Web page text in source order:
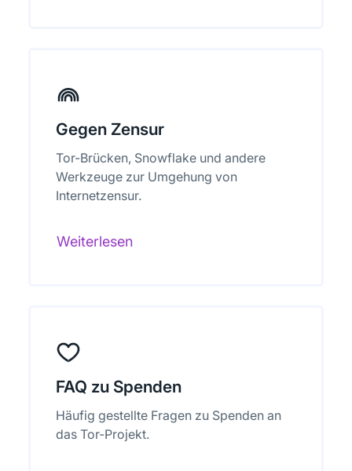
Gegen Zensur
Tor-Brücken, Snowflake und andere
Werkzeuge zur Umgehung von
Internetzensur.
Weiterlesen
FAQ zu Spenden
Häufig gestellte Fragen zu Spenden an
das Tor-Projekt.